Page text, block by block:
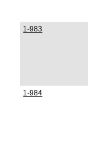
1-983
1-984